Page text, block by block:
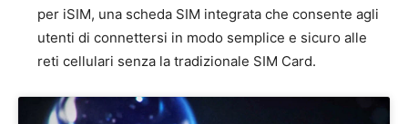
per iSIM, una scheda SIM integrata che consente agli
utenti di connettersi in modo semplice e sicuro alle
reti cellulari senza la tradizionale SIM Card.